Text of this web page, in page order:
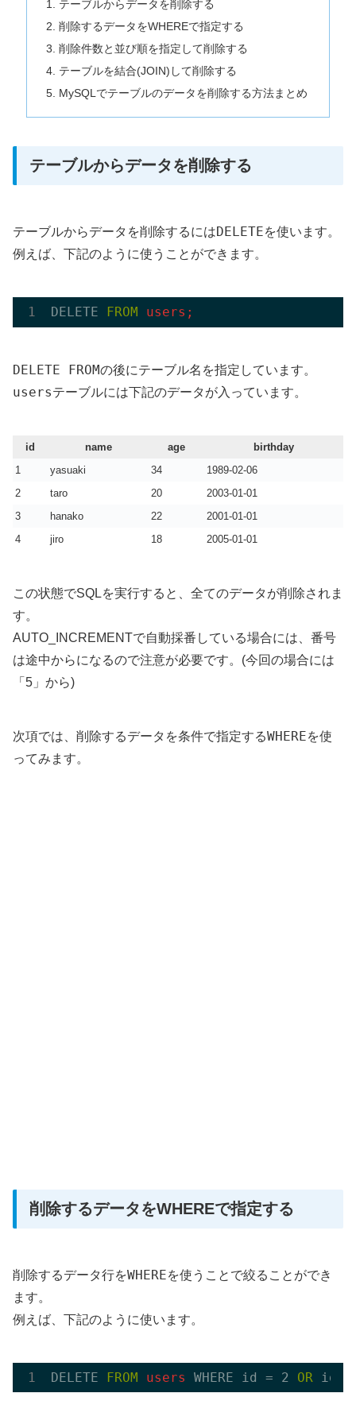
テーブルからデータを削除する
削除するデータをWHEREで指定する
削除件数と並び順を指定して削除する
テーブルを結合(JOIN)して削除する
MySQLでテーブルのデータを削除する方法まとめ
テーブルからデータを削除する
テーブルからデータを削除するにはDELETEを使います。
例えば、下記のように使うことができます。
DELETE FROM
DELETE FROMの後にテーブル名を指定しています。
usersテーブルには下記のデータが入っています。
id name age
birthday
1
yasuaki 34
1989-02-06
2
taro 20
2003-01-01
3
hanako 22
2001-01-01
4
jiro 18 2005-01-01
この状態でSQLを実行すると、全てのデータが削除されま
す。
AUTO_INCREMENTで自動採番している場合には、番号
は途中からになるので注意が必要です。(今回の場合には
「5」から)
次項では、削除するデータを条件で指定するWHEREを使
ってみます。
削除するデータをWHEREで指定する
削除するデータ行をWHEREを使うことで絞ることができ
ます。
例えば、下記のように使います。
DELETE FROM users WHERE id = 2 OR